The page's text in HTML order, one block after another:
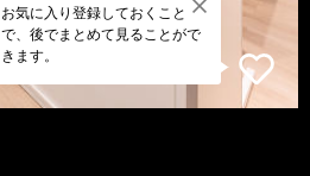
お気に入り登録しておくこと
で、後でまとめて見ることがで
きます。